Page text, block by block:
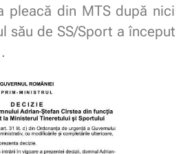
pleacă din MTS după nici
său de SS/Sport a început
.